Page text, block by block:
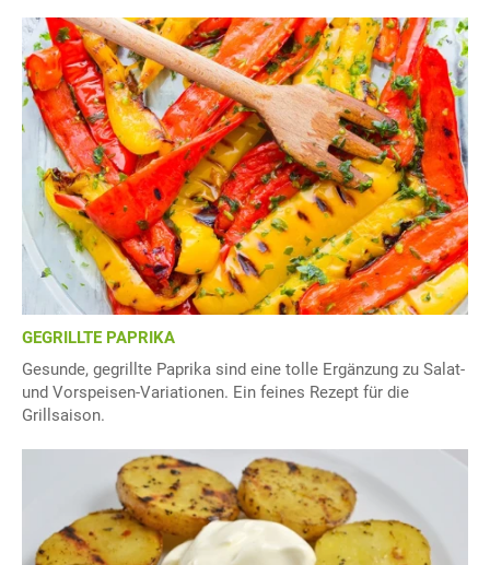
GEGRILLTE PAPRIKA
Gesunde, gegrillte Paprika sind eine tolle Ergänzung zu Salat-
und Vorspeisen-Variationen. Ein feines Rezept für die
Grillsaison.